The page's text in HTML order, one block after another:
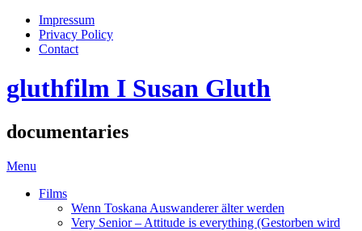
Impressum
Privacy Policy
Contact
gluthfilm I Susan Gluth
documentaries
Menu
Films
Wenn Toskana Auswanderer älter werden
Very Senior – Attitude is everything (Gestorben wird